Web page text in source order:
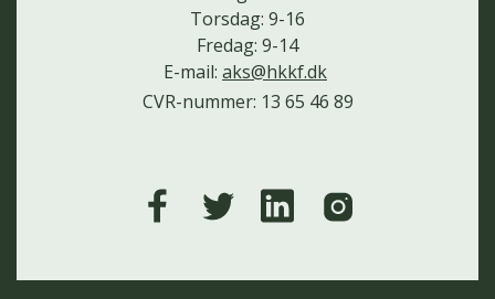
Torsdag: 9-16
Fredag: 9-14
E-mail: aks@hkkf.dk
CVR-nummer: 13 65 46 89